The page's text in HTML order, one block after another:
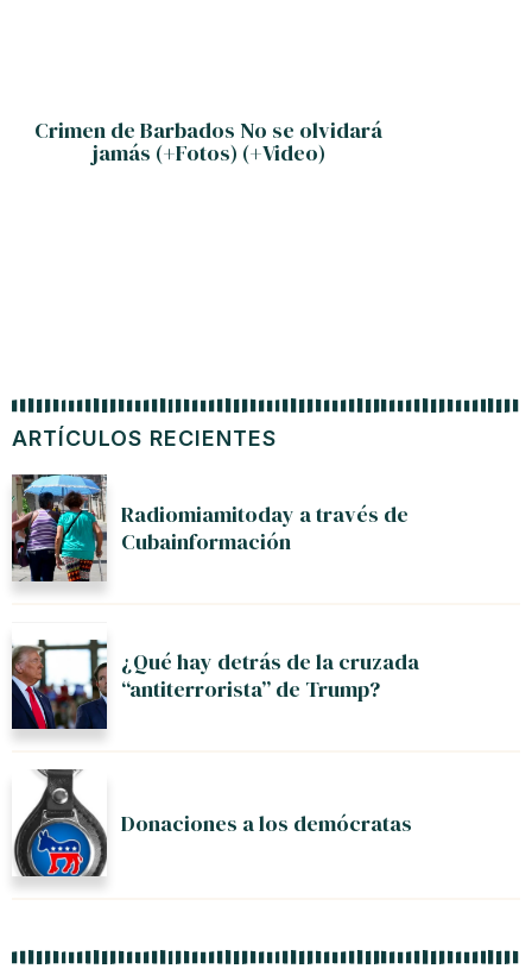
ARTÍCULOS RECIENTES
Radiomiamitoday a través de
Cubainformación
¿Qué hay detrás de la cruzada
“antiterrorista” de Trump?
Donaciones a los demócratas
Crimen de Barbados No se olvidará
jamás (+Fotos) (+Video)